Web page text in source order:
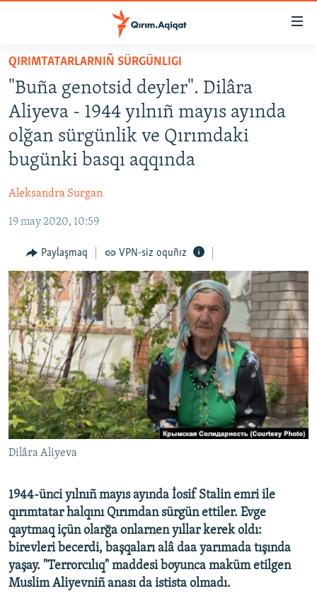
Esas
qaytmaq
Baş
navigatsiyağa
qaytmaq
Qıdıruvğa
HABERLER
SİYASET
İQTİSADİYAT
CEMİYET
İNSAN AQLARI
VİDEO
SÜRET
BLOGLAR
FİKİR
Русский
Українською
QOŞULIÑIZ!
QIRIMTATARLARNIÑ SÜRGÜNLIGI
"Buña genotsid deyler". Dilâra
Aliyeva - 1944 yılnıñ mayıs ayında
olğan sürgünlik ve Qırımdaki
bugünki basqı aqqında
Aleksandra Surgan
19 may 2020, 10:59
Paylaşmaq VPN-siz oquñız
Dilâra Aliyeva
1944-ünci yılnıñ mayıs ayında İosif Stalin emri ile
qırımtatar halqını Qırımdan sürgün ettiler. Evge
qaytmaq içün olarğa onlarnen yıllar kerek oldı:
birevleri becerdi, başqaları alâ daa yarımada tışında
yaşay. "Terrorcılıq" maddesi boyunca maküm etilgen
Muslim Aliyevniñ anası da istista olmadı.